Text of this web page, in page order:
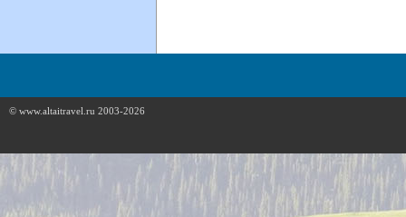
© www.altaitravel.ru 2003-2026